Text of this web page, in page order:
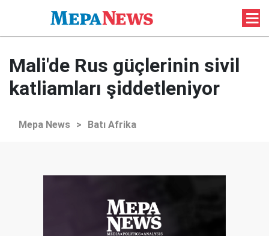
Mali'de Rus güçlerinin sivil
katliamları şiddetleniyor
Mepa News > Batı Afrika